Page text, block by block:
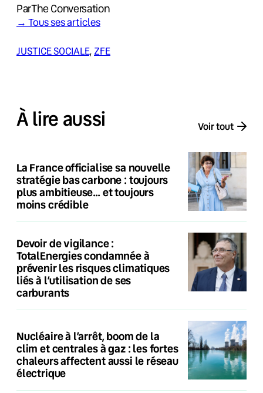
ParThe Conversation
→ Tous ses articles
JUSTICE SOCIALE, ZFE
À lire aussi Voir tout
La France officialise sa nouvelle
stratégie bas carbone : toujours
plus ambitieuse… et toujours
moins crédible
Devoir de vigilance :
TotalEnergies condamnée à
prévenir les risques climatiques
liés à l’utilisation de ses
carburants
Nucléaire à l’arrêt, boom de la
clim et centrales à gaz : les fortes
chaleurs affectent aussi le réseau
électrique